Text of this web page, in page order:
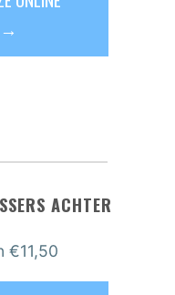
→
ACHTER
€11,50